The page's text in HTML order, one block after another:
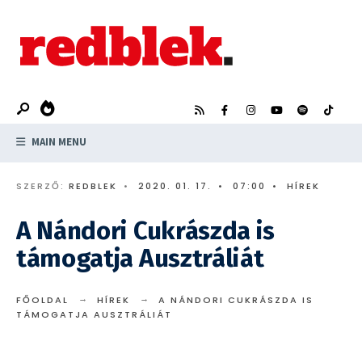
content
MAIN MENU
SZERZŐ: REDBLEK • 2020. 01. 17. • 07:00 • HÍREK
A Nándori Cukrászda is
támogatja Ausztráliát
FŐOLDAL HÍREK
A NÁNDORI CUKRÁSZDA IS
TÁMOGATJA AUSZTRÁLIÁT